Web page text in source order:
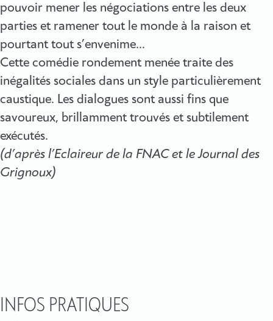
pouvoir mener les négociations entre les deux
parties et ramener tout le monde à la raison et
pourtant tout s’envenime…
Cette comédie rondement menée traite des
inégalités sociales dans un style particulièrement
caustique. Les dialogues sont aussi fins que
savoureux, brillamment trouvés et subtilement
exécutés.
(d’après l’Eclaireur de la FNAC et le Journal des
Grignoux)
INFOS PRATIQUES